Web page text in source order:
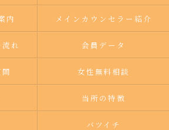
内 メインカウンセラー紹介
れ 会員データ
女性無料相談
当所の特徴
バツイチ